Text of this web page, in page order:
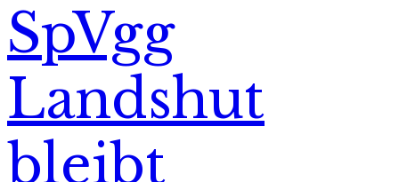
SpVgg
Landshut
bleibt